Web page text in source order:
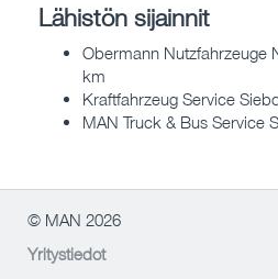
Lähistön sijainnit
Obermann Nutzfahrzeuge
km
Kraftfahrzeug Service
MAN Truck & Bus Service
© MAN 2026
Yritystiedot